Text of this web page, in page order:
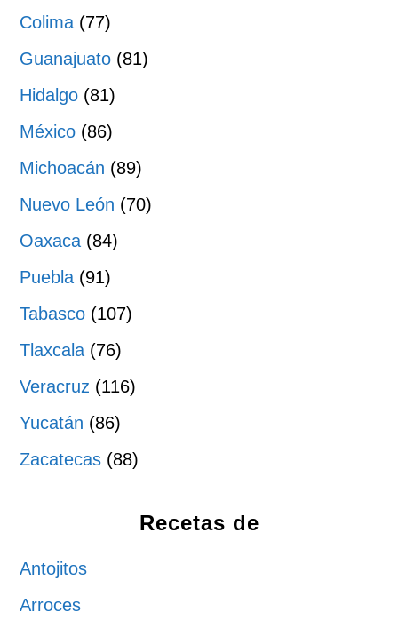
Colima (77)
Guanajuato (81)
Hidalgo (81)
México (86)
Michoacán (89)
Nuevo León (70)
Oaxaca (84)
Puebla (91)
Tabasco (107)
Tlaxcala (76)
Veracruz (116)
Yucatán (86)
Zacatecas (88)
Recetas de
Antojitos
Arroces